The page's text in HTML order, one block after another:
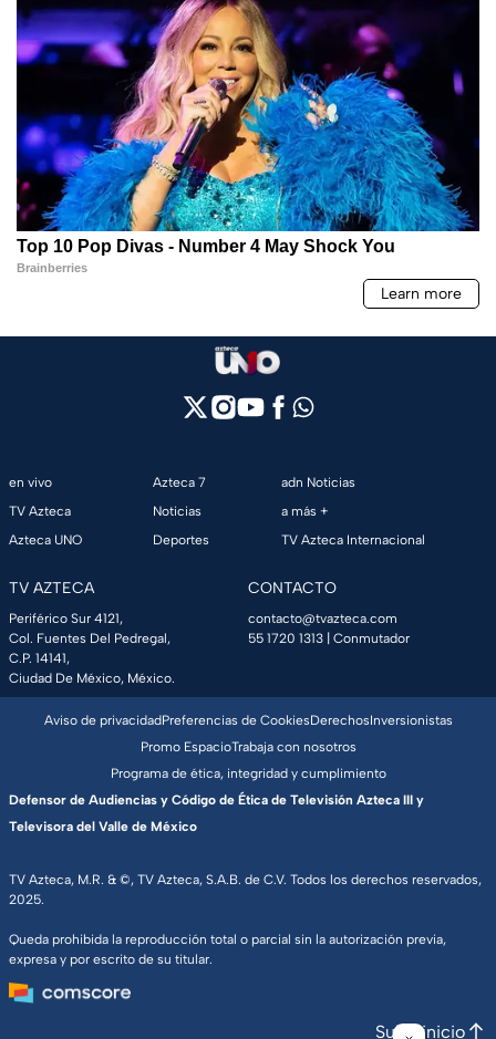
en vivo
TV Azteca
Azteca UNO
Azteca 7
Noticias
Deportes
adn Noticias
a más +
TV Azteca Internacional
TV AZTECA
Periférico Sur 4121,
Col. Fuentes Del Pedregal,
C.P. 14141,
Ciudad De México, México.
CONTACTO
contacto@tvazteca.com
55 1720 1313 | Conmutador
TV Azteca, M.R. & ©, TV Azteca, S.A.B. de C.V. Todos los derechos reservados,
2025.
Queda prohibida la reproducción total o parcial sin la autorización previa,
expresa y por escrito de su titular.
Aviso de privacidadPreferencias de CookiesDerechosInversionistas
Promo EspacioTrabaja con nosotros
Programa de ética, integridad y cumplimiento
Defensor de Audiencias y Código de Ética de Televisión Azteca III y
Televisora del Valle de México
Subir inicio